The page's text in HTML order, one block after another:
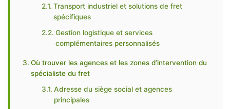
Transport industriel et solutions de fret
spécifiques
Gestion logistique et services
complémentaires personnalisés
Où trouver les agences et les zones d’intervention du
spécialiste du fret
Adresse du siège social et agences
principales